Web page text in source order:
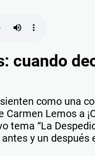
cuando
como una
Carmen Lemos a
tema “La
y un